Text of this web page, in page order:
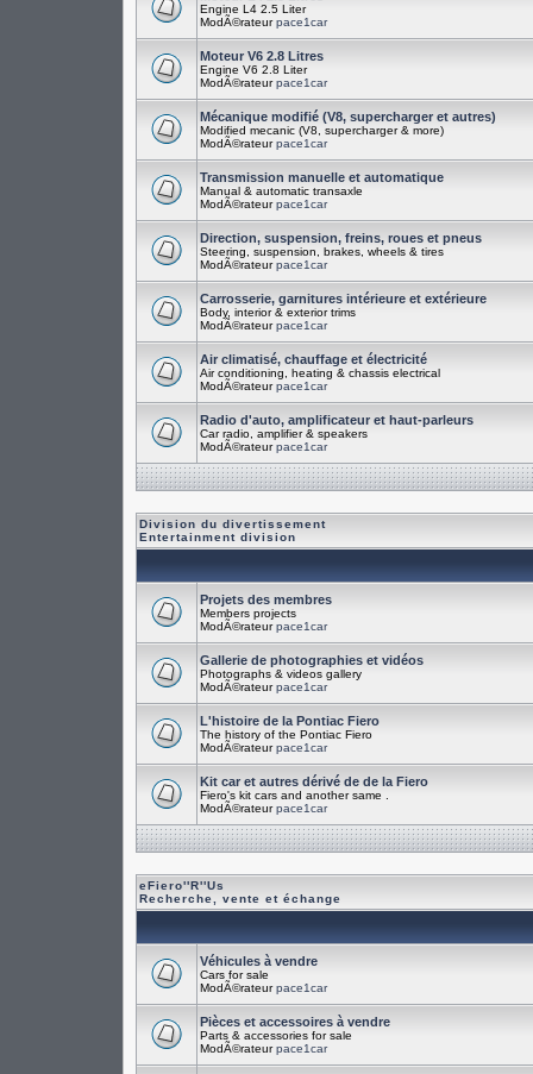
Engine L4 2.5 Liter
ModÃ©rateurpace1car
Moteur V6 2.8 Litres
Engine V6 2.8 Liter
ModÃ©rateurpace1car
Mécanique modifié (V8, supercharger et autres)
Modified mecanic (V8, supercharger & more)
ModÃ©rateurpace1car
Transmission manuelle et automatique
Manual & automatic transaxle
ModÃ©rateurpace1car
Direction, suspension, freins, roues et pneus
Steering, suspension, brakes, wheels & tires
ModÃ©rateurpace1car
Carrosserie, garnitures intérieure et extérieure
Body, interior & exterior trims
ModÃ©rateurpace1car
Air climatisé, chauffage et électricité
Air conditioning, heating & chassis electrical
ModÃ©rateurpace1car
Radio d'auto, amplificateur et haut-parleurs
Car radio, amplifier & speakers
ModÃ©rateurpace1car
Division du divertissement
Entertainment division
Projets des membres
Members projects
ModÃ©rateurpace1car
Gallerie de photographies et vidéos
Photographs & videos gallery
ModÃ©rateurpace1car
L'histoire de la Pontiac Fiero
The history of the Pontiac Fiero
ModÃ©rateurpace1car
Kit car et autres dérivé de de la Fiero
Fiero's kit cars and another same .
ModÃ©rateurpace1car
eFiero''R''Us
Recherche, vente et échange
Véhicules à vendre
Cars for sale
ModÃ©rateurpace1car
Pièces et accessoires à vendre
Parts & accessories for sale
ModÃ©rateurpace1car